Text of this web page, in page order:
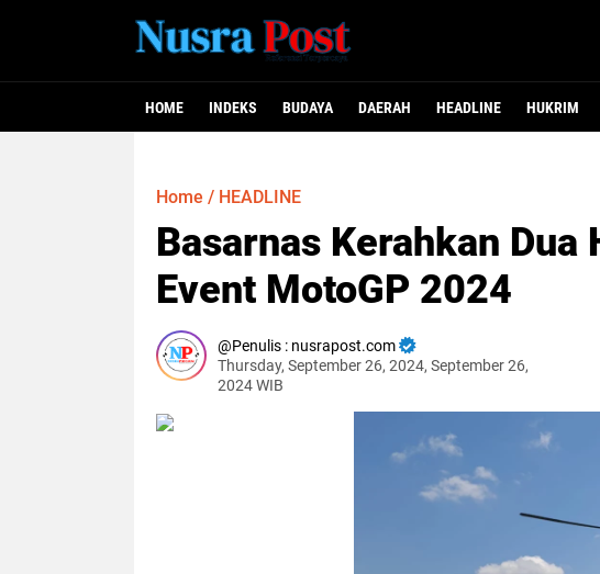
HOME INDEKS BUDAYA DAERAH HEADLINE HUKRIM
Home / HEADLINE
Basarnas Kerahkan
Event MotoGP 2024
Penulis : nusrapost.com
Thursday, September 26, 2024, September 26,
2024 WIB